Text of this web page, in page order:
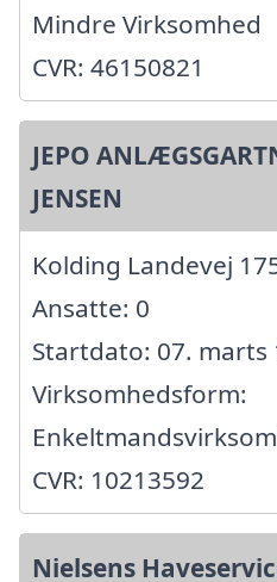
Mindre Virksomhed
CVR: 46150821
JEPO
JENSEN
Kolding Landevej
Ansatte: 0
Startdato: 07. marts
Virksomhedsform:
CVR: 10213592
Nielsens